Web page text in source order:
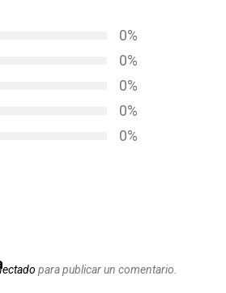
0%
0%
0%
0%
0%
para publicar un comentario.